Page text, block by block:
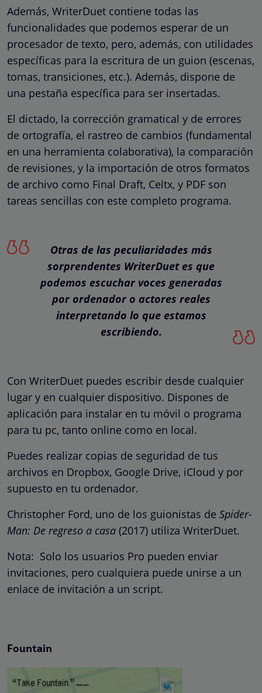
Además, WriterDuet contiene todas las
funcionalidades que podemos esperar de un
procesador de texto, pero, además, con utilidades
específicas para la escritura de un guion (escenas,
tomas, transiciones, etc.). Además, dispone de
una pestaña específica para ser insertadas.
El dictado, la corrección gramatical y de errores
de ortografía, el rastreo de cambios (fundamental
en una herramienta colaborativa), la comparación
de revisiones, y la importación de otros formatos
de archivo como Final Draft, Celtx, y PDF son
tareas sencillas con este completo programa.
Otras de las peculiaridades más
sorprendentes WriterDuet es que
podemos escuchar voces generadas
por ordenador o actores reales
interpretando lo que estamos
escribiendo.
Con WriterDuet puedes escribir desde cualquier
lugar y en cualquier dispositivo. Dispones de
aplicación para instalar en tu móvil o programa
para tu pc, tanto online como en local.
Puedes realizar copias de seguridad de tus
archivos en Dropbox, Google Drive, iCloud y por
supuesto en tu ordenador.
Christopher Ford, uno de los guionistas de Spider-
Man: De regreso a casa (2017) utiliza WriterDuet.
Nota: Solo los usuarios Pro pueden enviar
invitaciones, pero cualquiera puede unirse a un
enlace de invitación a un script.
Fountain